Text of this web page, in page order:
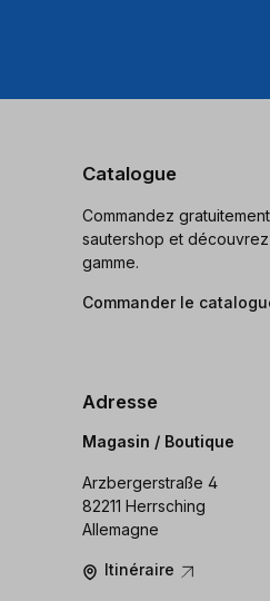
Catalogue
Commandez
sautershop et
gamme.
Commander le
Adresse
Magasin / Boutique
Arzbergerstraße 4
82211 Herrsching
Allemagne
Itinéraire